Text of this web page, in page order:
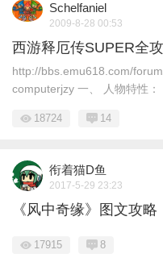
Schelfaniel
2009-8-28 00:53
西游释厄传SUPER全
http://bbs.emu618.com/
computerjzy 一、 人物特性：
18724 14
衔着猫D鱼
2017-5-29 23:23
《风中奇缘》图文攻略
17915 8